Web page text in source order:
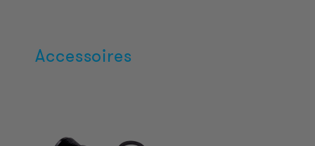
Accessoires